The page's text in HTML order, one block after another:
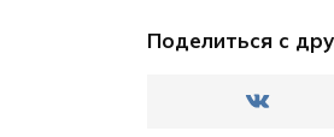
Поделиться с